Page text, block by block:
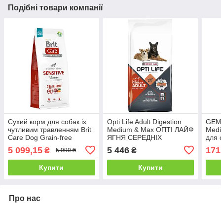
Подібні товари компанії
Сухий корм для собак із
чутливим травленням Brit
Care Dog Grain-free
Sensitive беззерновий - 12
кг
5 099,15 ₴ 5 999 ₴
Купити
Opti Life Adult Digestion
Medium & Max ОПТІ ЛАЙФ
ЯГНЯ СЕРЕДНІХ
ВЕЛИКИХ сухий корм для
собак з чутливим
травленням 12.5 кг
5 446₴
Купити
для
171
Про нас